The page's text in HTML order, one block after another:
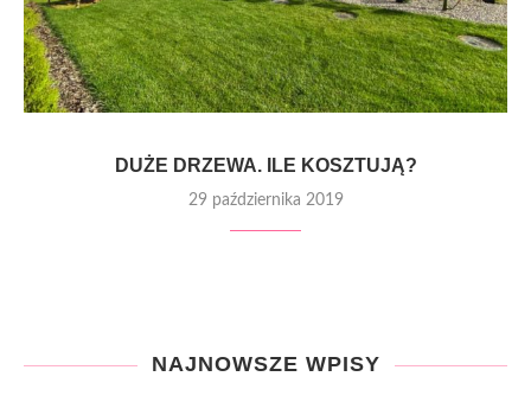
DUŻE DRZEWA. ILE KOSZTUJĄ?
29 października 2019
NAJNOWSZE WPISY